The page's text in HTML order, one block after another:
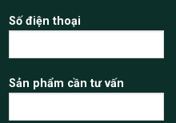
Số điện thoại
Sản phẩm cần tư vấn